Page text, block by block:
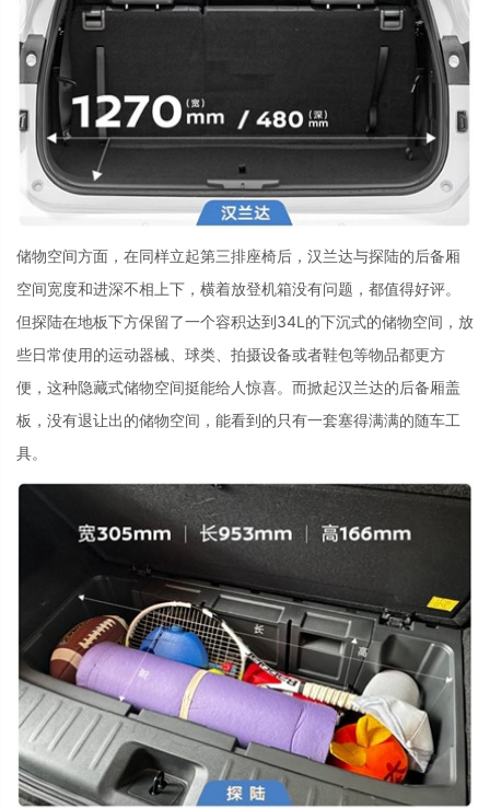
储物空间方面，在同样立起第三排座椅后，汉兰达与探陆的后备厢
空间宽度和进深不相上下，横着放登机箱没有问题，都值得好评。
但探陆在地板下方保留了一个容积达到34L 的下沉式的储物空间，放
些日常使用的运动器械、球类、拍摄设备或者鞋包等物品都更方
便，这种隐藏式储物空间挺能给人惊喜。而掀起汉兰达的后备厢盖
板，没有退让出的储物空间，能看到的只有一套塞得满满的随车工
具。